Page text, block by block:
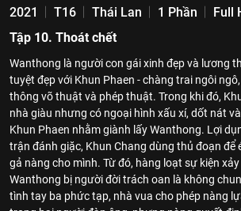
2021 T16 Thái Lan 1 Phần
Full
Tập 10. Thoát chết
Wanthong là người con gái xinh đẹp và lương
tuyệt đẹp với Khun Phaen - chàng trai ngôi
thông võ thuật và phép thuật. Trong khi đó,
nhà giàu nhưng có ngoại hình xấu xí, dốt nát
Khun Phaen nhằm giành lấy Wanthong. Lợi
trận đánh giặc, Khun Chang dùng thủ đoạn để
gả nàng cho mình. Từ đó, hàng loạt sự kiện
Wanthong bị người đời trách oan là không
tình tay ba phức tạp, nhà vua cho phép nàng